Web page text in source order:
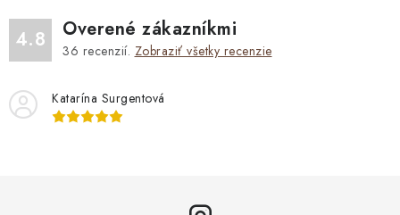
4.8 Overené zákazníkmi
36 recenzií. Zobraziť všetky recenzie
Katarína Surgentová